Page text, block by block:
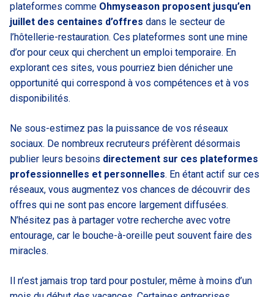
plateformes comme Ohmyseason proposent jusqu’en
juillet des centaines d’offres dans le secteur de
l’hôtellerie-restauration. Ces plateformes sont une mine
d’or pour ceux qui cherchent un emploi temporaire. En
explorant ces sites, vous pourriez bien dénicher une
opportunité qui correspond à vos compétences et à vos
disponibilités.
Ne sous-estimez pas la puissance de vos réseaux
sociaux. De nombreux recruteurs préfèrent désormais
publier leurs besoins directement sur ces plateformes
professionnelles et personnelles. En étant actif sur ces
réseaux, vous augmentez vos chances de découvrir des
offres qui ne sont pas encore largement diffusées.
N’hésitez pas à partager votre recherche avec votre
entourage, car le bouche-à-oreille peut souvent faire des
miracles.
Il n’est jamais trop tard pour postuler, même à moins d’un